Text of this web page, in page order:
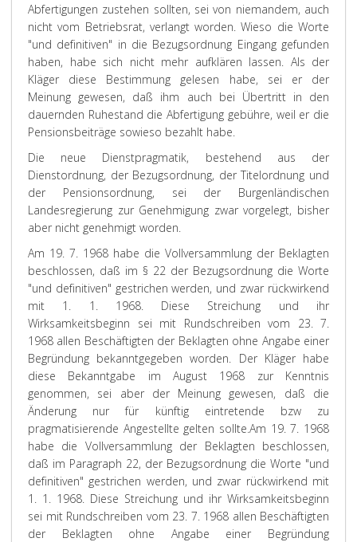
Abfertigungen zustehen sollten, sei von niemandem, auch
nicht vom Betriebsrat, verlangt worden. Wieso die Worte
"und definitiven" in die Bezugsordnung Eingang gefunden
haben, habe sich nicht mehr aufklären lassen. Als der
Kläger diese Bestimmung gelesen habe, sei er der
Meinung gewesen, daß ihm auch bei Übertritt in den
dauernden Ruhestand die Abfertigung gebühre, weil er die
Pensionsbeiträge sowieso bezahlt habe.
Die neue Dienstpragmatik, bestehend aus der
Dienstordnung, der Bezugsordnung, der Titelordnung und
der Pensionsordnung, sei der Burgenländischen
Landesregierung zur Genehmigung zwar vorgelegt, bisher
aber nicht genehmigt worden.
Am 19. 7. 1968 habe die Vollversammlung der Beklagten
beschlossen, daß im § 22 der Bezugsordnung die Worte
"und definitiven" gestrichen werden, und zwar rückwirkend
mit 1. 1. 1968. Diese Streichung und ihr
Wirksamkeitsbeginn sei mit Rundschreiben vom 23. 7.
1968 allen Beschäftigten der Beklagten ohne Angabe einer
Begründung bekanntgegeben worden. Der Kläger habe
diese Bekanntgabe im August 1968 zur Kenntnis
genommen, sei aber der Meinung gewesen, daß die
Änderung nur für künftig eintretende bzw zu
pragmatisierende Angestellte gelten sollte.Am 19. 7. 1968
habe die Vollversammlung der Beklagten beschlossen,
daß im Paragraph 22, der Bezugsordnung die Worte "und
definitiven" gestrichen werden, und zwar rückwirkend mit
1. 1. 1968. Diese Streichung und ihr Wirksamkeitsbeginn
sei mit Rundschreiben vom 23. 7. 1968 allen Beschäftigten
der Beklagten ohne Angabe einer Begründung